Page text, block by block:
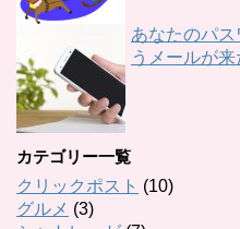
あなたのパ
うメールが
カテゴリー一覧
クリックポスト (10)
グルメ (3)